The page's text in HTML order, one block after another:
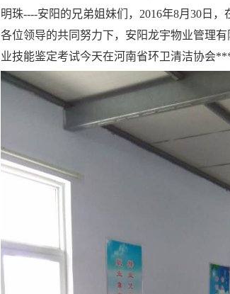
明珠----安阳的兄弟姐妹们， 2016年8月 30 日，
各位领导的共同努力下， 安阳龙宇物业管理
业技能鉴定考试今天在河南省环卫清洁协会